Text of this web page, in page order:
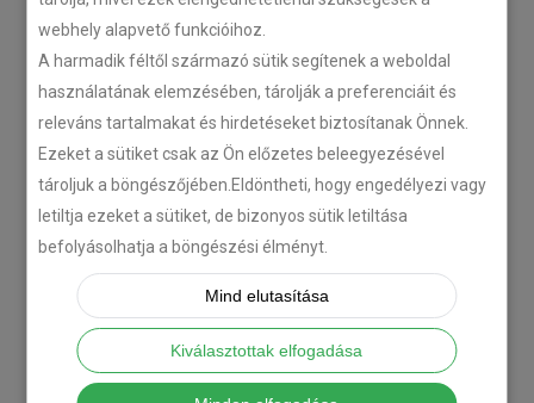
webhely alapvető funkcióihoz.
A harmadik féltől származó sütik segítenek a weboldal
használatának elemzésében, tárolják a preferenciáit és
releváns tartalmakat és hirdetéseket biztosítanak Önnek.
Ezeket a sütiket csak az Ön előzetes beleegyezésével
tároljuk a böngészőjében.Eldöntheti, hogy engedélyezi vagy
letiltja ezeket a sütiket, de bizonyos sütik letiltása
befolyásolhatja a böngészési élményt.
Mind elutasítása
Kiválasztottak elfogadása